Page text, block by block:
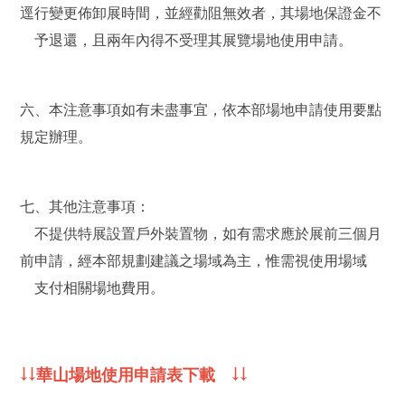
逕行變更佈卸展時間，並經勸阻無效者，其場地保證金不
予退還，且兩年內得不受理其展覽場地使用申請。
六、本注意事項如有未盡事宜，依本部場地申請使用要點
規定辦理。
七、其他注意事項：
不提供特展設置戶外裝置物，如有需求應於展前三個月
前申請，經本部規劃建議之場域為主，惟需視使用場域
支付相關場地費用。
↓↓華山場地使用申請表下載 ↓↓